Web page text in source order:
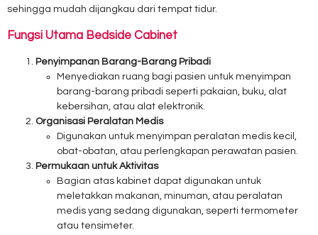
sehingga mudah dijangkau dari tempat tidur.
Fungsi Utama Bedside Cabinet
Penyimpanan Barang-Barang Pribadi
Menyediakan ruang bagi pasien untuk menyimpan
barang-barang pribadi seperti pakaian, buku, alat
kebersihan, atau alat elektronik.
Organisasi Peralatan Medis
Digunakan untuk menyimpan peralatan medis kecil,
obat-obatan, atau perlengkapan perawatan pasien.
Permukaan untuk Aktivitas
Bagian atas kabinet dapat digunakan untuk
meletakkan makanan, minuman, atau peralatan
medis yang sedang digunakan, seperti termometer
atau tensimeter.